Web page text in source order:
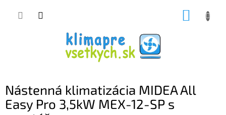
Nástenná klimatizácia MIDEA All
Easy Pro 3,5kW MEX-12-SP s